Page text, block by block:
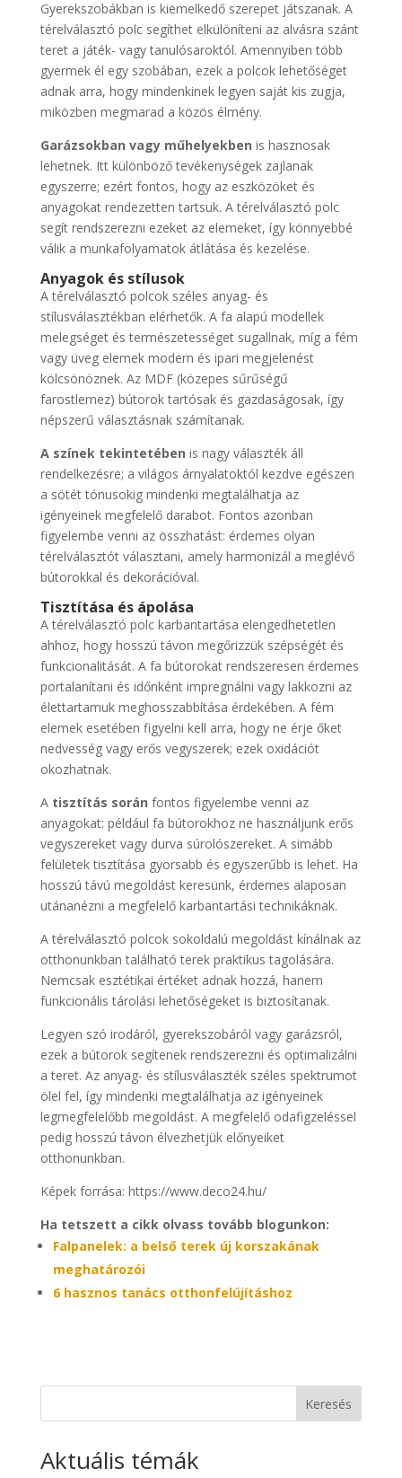
Gyerekszobákban is kiemelkedő szerepet játszanak. A
térelválasztó polc segíthet elkülöníteni az alvásra szánt
teret a játék- vagy tanulósaroktól. Amennyiben több
gyermek él egy szobában, ezek a polcok lehetőséget
adnak arra, hogy mindenkinek legyen saját kis zugja,
miközben megmarad a közös élmény.
Garázsokban vagy műhelyekben is hasznosak
lehetnek. Itt különböző tevékenységek zajlanak
egyszerre; ezért fontos, hogy az eszközöket és
anyagokat rendezetten tartsuk. A térelválasztó polc
segít rendszerezni ezeket az elemeket, így könnyebbé
válik a munkafolyamatok átlátása és kezelése.
Anyagok és stílusok
A térelválasztó polcok széles anyag- és
stílusválasztékban elérhetők. A fa alapú modellek
melegséget és természetességet sugallnak, míg a fém
vagy üveg elemek modern és ipari megjelenést
kölcsönöznek. Az MDF (közepes sűrűségű
farostlemez) bútorok tartósak és gazdaságosak, így
népszerű választásnak számítanak.
A színek tekintetében is nagy választék áll
rendelkezésre; a világos árnyalatoktól kezdve egészen
a sötét tónusokig mindenki megtalálhatja az
igényeinek megfelelő darabot. Fontos azonban
figyelembe venni az összhatást: érdemes olyan
térelválasztót választani, amely harmonizál a meglévő
bútorokkal és dekorációval.
Tisztítása és ápolása
A térelválasztó polc karbantartása elengedhetetlen
ahhoz, hogy hosszú távon megőrizzük szépségét és
funkcionalitását. A fa bútorokat rendszeresen érdemes
portalanítani és időnként impregnálni vagy lakkozni az
élettartamuk meghosszabbítása érdekében. A fém
elemek esetében figyelni kell arra, hogy ne érje őket
nedvesség vagy erős vegyszerek; ezek oxidációt
okozhatnak.
A tisztítás során fontos figyelembe venni az
anyagokat: például fa bútorokhoz ne használjunk erős
vegyszereket vagy durva súrolószereket. A simább
felületek tisztítása gyorsabb és egyszerűbb is lehet. Ha
hosszú távú megoldást keresünk, érdemes alaposan
utánanézni a megfelelő karbantartási technikáknak.
A térelválasztó polcok sokoldalú megoldást kínálnak az
otthonunkban található terek praktikus tagolására.
Nemcsak esztétikai értéket adnak hozzá, hanem
funkcionális tárolási lehetőségeket is biztosítanak.
Legyen szó irodáról, gyerekszobáról vagy garázsról,
ezek a bútorok segítenek rendszerezni és optimalizálni
a teret. Az anyag- és stílusválaszték széles spektrumot
ölel fel, így mindenki megtalálhatja az igényeinek
legmegfelelőbb megoldást. A megfelelő odafigzeléssel
pedig hosszú távon élvezhetjük előnyeiket
otthonunkban.
Képek forrása: https://www.deco24.hu/
Ha tetszett a cikk olvass tovább blogunkon:
Falpanelek: a belső terek új korszakának
meghatározói
6 hasznos tanács otthonfelújításhoz
Keresés
Aktuális témák